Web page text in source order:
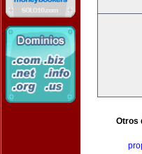
Otros